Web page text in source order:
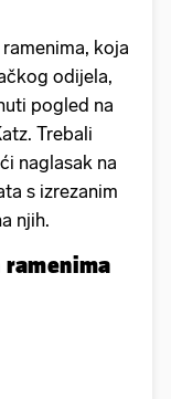
koja
odijela,
pogled na
Trebali
naglasak na
s izrezanim
njih.
ramenima